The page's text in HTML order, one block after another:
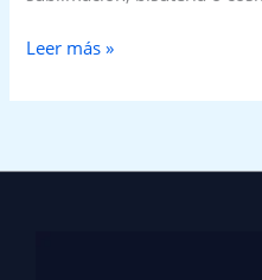
Leer más »